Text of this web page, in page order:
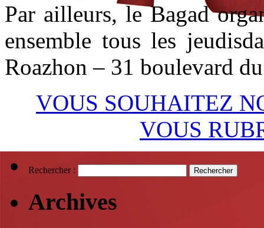
Par ailleurs, le Bagad
ensemble tous les
Roazhon – 31 boulevard
VOUS SOUHAITEZ
VOUS
Rechercher :
Archives